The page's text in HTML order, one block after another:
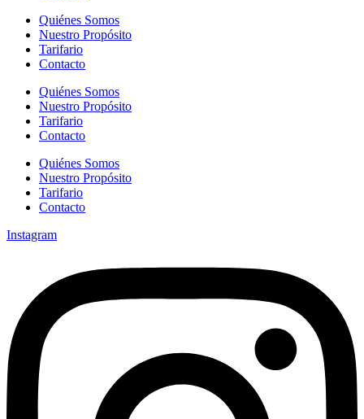
Quiénes Somos
Nuestro Propósito
Tarifario
Contacto
Quiénes Somos
Nuestro Propósito
Tarifario
Contacto
Quiénes Somos
Nuestro Propósito
Tarifario
Contacto
Instagram